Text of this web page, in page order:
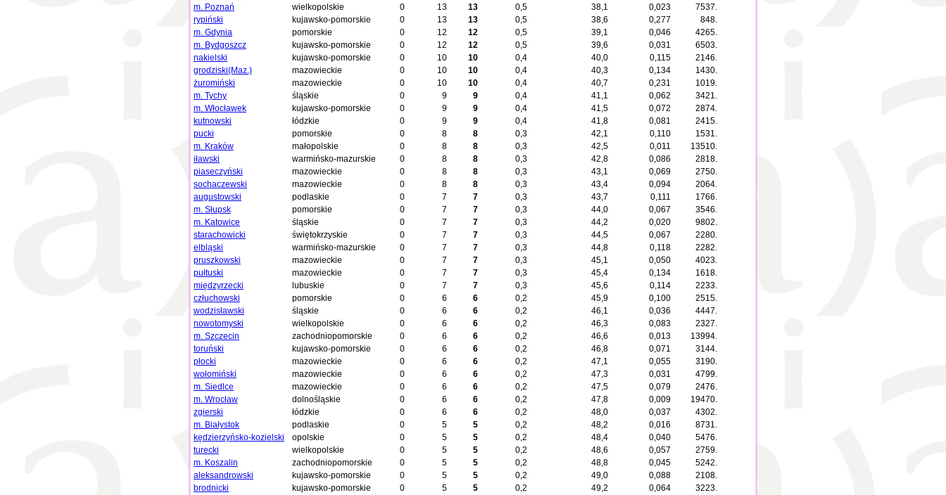
m. Poznań
wielkopolskie 0 13 13 0,5 38,1 0,023
7537.
rypiński
kujawsko-pomorskie 0 13 13 0,5 38,6 0,277
848.
m. Gdynia
pomorskie 0 12 12 0,5 39,1 0,046
4265.
m. Bydgoszcz
kujawsko-pomorskie 0 12 12 0,5 39,6 0,031
6503.
nakielski
kujawsko-pomorskie 0 10 10 0,4 40,0 0,115
2146.
grodziski(Maz.)
mazowieckie 0 10 10 0,4 40,3 0,134
1430.
żuromiński
mazowieckie 0 10 10 0,4 40,7 0,231
1019.
m. Tychy
śląskie 0 9 9 0,4 41,1 0,062
3421.
m. Włocławek
kujawsko-pomorskie 0 9 9 0,4 41,5 0,072
2874.
kutnowski
łódzkie 0 9 9 0,4 41,8 0,081
2415.
pucki
pomorskie 0 8 8 0,3 42,1 0,110
1531.
m. Kraków
małopolskie 0 8 8 0,3 42,5 0,011
13510.
iławski
warmińsko-mazurskie 0 8 8 0,3 42,8 0,086
2818.
piaseczyński
mazowieckie 0 8 8 0,3 43,1 0,069
2750.
sochaczewski
mazowieckie 0 8 8 0,3 43,4 0,094
2064.
augustowski
podlaskie 0 7 7 0,3 43,7 0,111
1766.
m. Słupsk
pomorskie 0 7 7 0,3 44,0 0,067
3546.
m. Katowice
śląskie 0 7 7 0,3 44,2 0,020
9802.
starachowicki
świętokrzyskie 0 7 7 0,3 44,5 0,067
2280.
elbląski
warmińsko-mazurskie 0 7 7 0,3 44,8 0,118
2282.
pruszkowski
mazowieckie 0 7 7 0,3 45,1 0,050
4023.
pułtuski
mazowieckie 0 7 7 0,3 45,4 0,134
1618.
międzyrzecki
lubuskie 0 7 7 0,3 45,6 0,114
2233.
człuchowski
pomorskie 0 6 6 0,2 45,9 0,100
2515.
wodzisławski
śląskie 0 6 6 0,2 46,1 0,036
4447.
nowotomyski
wielkopolskie 0 6 6 0,2 46,3 0,083
2327.
m. Szczecin
zachodniopomorskie 0 6 6 0,2 46,6 0,013
13994.
toruński
kujawsko-pomorskie 0 6 6 0,2 46,8 0,071
3144.
płocki
mazowieckie 0 6 6 0,2 47,1 0,055
3190.
wołomiński
mazowieckie 0 6 6 0,2 47,3 0,031
4799.
m. Siedlce
mazowieckie 0 6 6 0,2 47,5 0,079
2476.
m. Wrocław
dolnośląskie 0 6 6 0,2 47,8 0,009
19470.
zgierski
łódzkie 0 6 6 0,2 48,0 0,037
4302.
m. Białystok
podlaskie 0 5 5 0,2 48,2 0,016
8731.
kędzierzyńsko-kozielski
opolskie 0 5 5 0,2 48,4 0,040
5476.
turecki
wielkopolskie 0 5 5 0,2 48,6 0,057
2759.
m. Koszalin
zachodniopomorskie 0 5 5 0,2 48,8 0,045
5242.
aleksandrowski
kujawsko-pomorskie 0 5 5 0,2 49,0 0,088
2108.
brodnicki
kujawsko-pomorskie 0 5 5 0,2 49,2 0,064
3223.